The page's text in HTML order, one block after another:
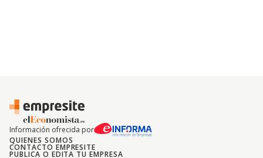
Información ofrecida por
QUIENES SOMOS
CONTACTO EMPRESITE
PUBLICA O EDITA TU EMPRESA